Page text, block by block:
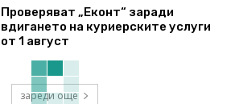
Проверяват „Еконт“ заради
вдигането на куриерските услуги
от 1 август
зареди още